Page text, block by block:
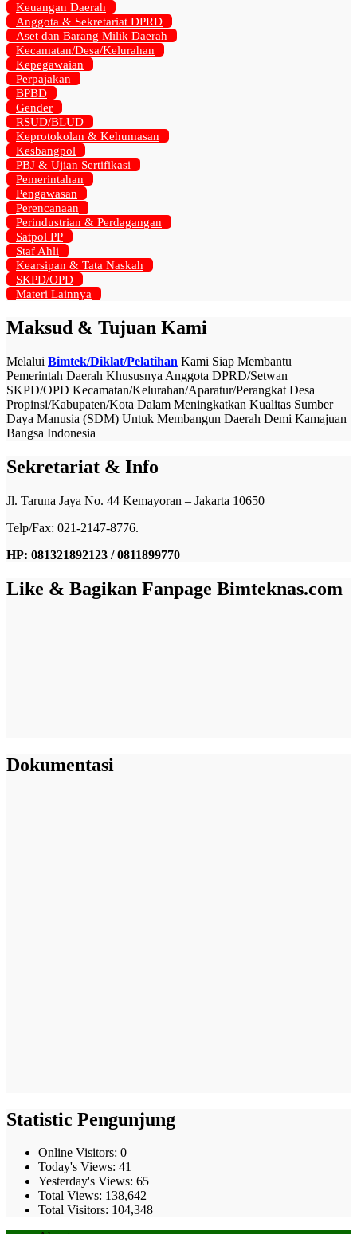
Keuangan Daerah
Anggota & Sekretariat DPRD
Aset dan Barang Milik Daerah
Kecamatan/Desa/Kelurahan
Kepegawaian
Perpajakan
BPBD
Gender
RSUD/BLUD
Keprotokolan & Kehumasan
Kesbangpol
PBJ & Ujian Sertifikasi
Pemerintahan
Pengawasan
Perencanaan
Perindustrian & Perdagangan
Satpol PP
Staf Ahli
Kearsipan & Tata Naskah
SKPD/OPD
Materi Lainnya
Maksud & Tujuan Kami
Melalui Bimtek/Diklat/Pelatihan Kami Siap Membantu
Pemerintah Daerah Khususnya Anggota DPRD/Setwan
SKPD/OPD Kecamatan/Kelurahan/Aparatur/Perangkat Desa
Propinsi/Kabupaten/Kota Dalam Meningkatkan Kualitas Sumber
Daya Manusia (SDM) Untuk Membangun Daerah Demi Kamajuan
Bangsa Indonesia
Sekretariat & Info
Jl. Taruna Jaya No. 44 Kemayoran – Jakarta 10650
Telp/Fax: 021-2147-8776.
HP: 081321892123 / 0811899770
Like & Bagikan Fanpage Bimteknas.com
Dokumentasi
Statistic Pengunjung
Online Visitors: 0
Today's Views: 41
Yesterday's Views: 65
Total Views: 138,642
Total Visitors: 104,348